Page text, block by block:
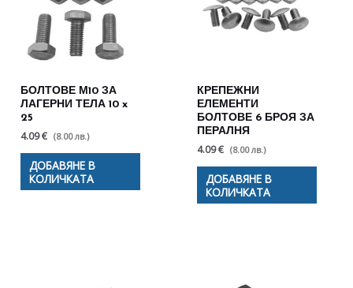
БОЛТОВЕ М10 ЗА
ЛАГЕРНИ ТЕЛА 10 x
25
4.09 € (8.00 лв.)
ДОБАВЯНЕ В
КОЛИЧКАТА
КРЕПЕЖНИ
ЕЛЕМЕНТИ
БОЛТОВЕ 6 БРОЯ ЗА
ПЕРАЛНЯ
4.09 € (8.00 лв.)
ДОБАВЯНЕ В
КОЛИЧКАТА